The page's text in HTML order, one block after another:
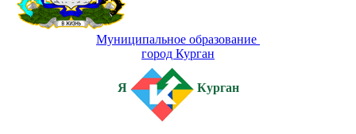
Муниципальное образование
город Курган
Я Курган